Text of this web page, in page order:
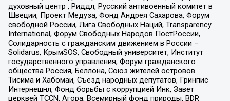
духовный центр , Риддл, Русский антивоенный комитет в
Швеции, Проект Медуза, Фонд Андрея Сахарова, Форум
свободной России, Лига Свободных Наций, Transparеncy
International, Форум Свободных Народов ПостРоссии,
Солидарность с гражданским движением в России –
Solidarus, КрымSOS, Свободный университет, Институт
государственного управления, Форум гражданского
общества Россия, Беллона, Союз жителей островов
Тисима и Хабомаи, Съезд народных депутатов, Гринпис
Интернешнл, Фонд борьбы с коррупцией Инк, Завет
церквей TCCN, Агора, Всемирный фонд природы, BDR